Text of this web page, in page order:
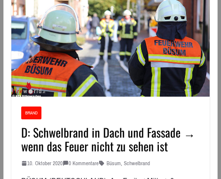
BRAND
D: Schwelbrand in Dach und Fassade →
wenn das Feuer nicht zu sehen ist
10. Oktober 2020 0 Kommentare Büsum, Schwelbrand